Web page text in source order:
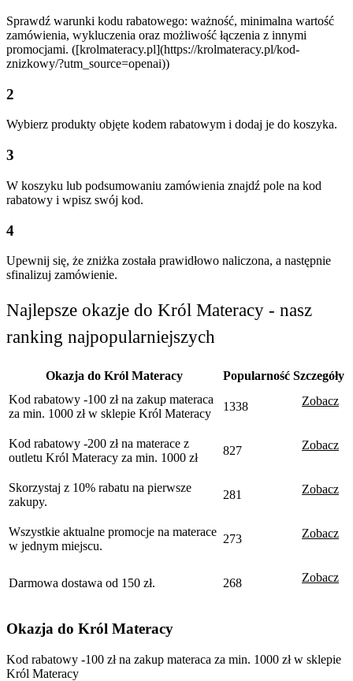
Sprawdź warunki kodu rabatowego: ważność, minimalna wartość
zamówienia, wykluczenia oraz możliwość łączenia z innymi
promocjami. ([krolmateracy.pl](https://krolmateracy.pl/kod-
znizkowy/?utm_source=openai))
2
Wybierz produkty objęte kodem rabatowym i dodaj je do koszyka.
3
W koszyku lub podsumowaniu zamówienia znajdź pole na kod
rabatowy i wpisz swój kod.
4
Upewnij się, że zniżka została prawidłowo naliczona, a następnie
sfinalizuj zamówienie.
Najlepsze okazje do Król Materacy - nasz
ranking najpopularniejszych
Okazja do Król Materacy Popularność Szczegóły
Kod rabatowy -100 zł na zakup materaca
za min. 1000 zł w sklepie Król Materacy
1338 Zobacz
Kod rabatowy -200 zł na materace z
outletu Król Materacy za min. 1000 zł
827 Zobacz
Skorzystaj z 10% rabatu na pierwsze
zakupy.
281 Zobacz
Wszystkie aktualne promocje na materace
w jednym miejscu.
273 Zobacz
Darmowa dostawa od 150 zł. 268 Zobacz
Okazja do Król Materacy
Kod rabatowy -100 zł na zakup materaca za min. 1000 zł w sklepie
Król Materacy